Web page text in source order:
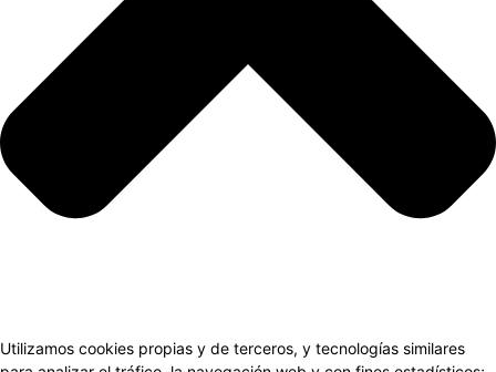
Utilizamos cookies propias y de terceros, y tecnologías similares